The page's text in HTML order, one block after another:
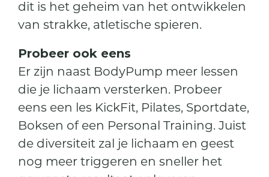
dit is het geheim van het ontwikkelen
van strakke, atletische spieren.
Probeer ook eens
Er zijn naast BodyPump meer lessen
die je lichaam versterken. Probeer
eens een les KickFit, Pilates, Sportdate,
Boksen of een Personal Training. Juist
de diversiteit zal je lichaam en geest
nog meer triggeren en sneller het